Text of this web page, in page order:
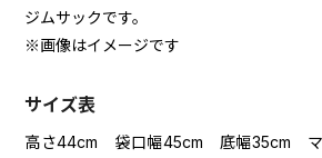
ジムサックです。
※画像はイメージです
サイズ表
高さ44cm 袋口幅45cm 底幅35cm